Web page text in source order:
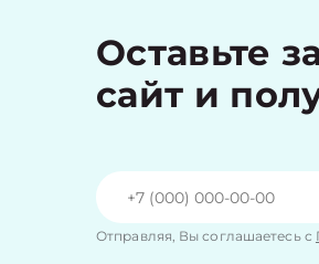
Оставьте
сайт и
Отправляя, Вы соглашаетесь с